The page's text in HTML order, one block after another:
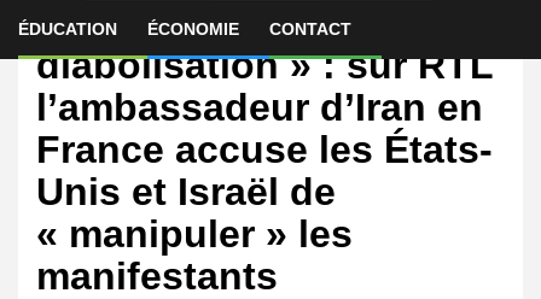
ÉDUCATION ÉCONOMIE CONTACT
« Il y a une
diabolisation » : sur RTL
l’ambassadeur d’Iran en
France accuse les États-
Unis et Israël de
« manipuler » les
manifestants